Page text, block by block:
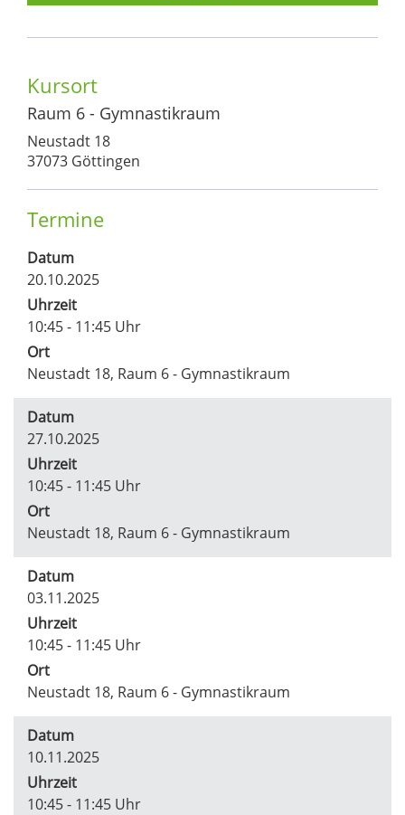
Kursort
Raum 6 - Gymnastikraum
Neustadt 18
37073 Göttingen
Termine
Datum
20.10.2025
Uhrzeit
10:45 - 11:45 Uhr
Ort
Neustadt 18, Raum 6 - Gymnastikraum
Datum
27.10.2025
Uhrzeit
10:45 - 11:45 Uhr
Ort
Neustadt 18, Raum 6 - Gymnastikraum
Datum
03.11.2025
Uhrzeit
10:45 - 11:45 Uhr
Ort
Neustadt 18, Raum 6 - Gymnastikraum
Datum
10.11.2025
Uhrzeit
10:45 - 11:45 Uhr